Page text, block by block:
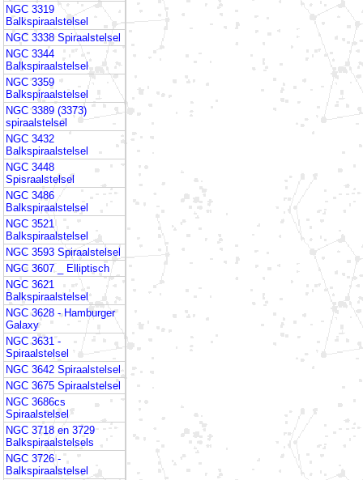
NGC 3319
Balkspiraalstelsel
NGC 3338 Spiraalstelsel
NGC 3344
Balkspiraalstelsel
NGC 3359
Balkspiraalstelsel
NGC 3389 (3373)
spiraalstelsel
NGC 3432
Balkspiraalstelsel
NGC 3448
Spisraalstelsel
NGC 3486
Balkspiraalstelsel
NGC 3521
Balkspiraalstelsel
NGC 3593 Spiraalstelsel
NGC 3607 _ Elliptisch
NGC 3621
Balkspiraalstelsel
NGC 3628 - Hamburger
Galaxy
NGC 3631 -
Spiraalstelsel
NGC 3642 Spiraalstelsel
NGC 3675 Spiraalstelsel
NGC 3686cs
Spiraalstelsel
NGC 3718 en 3729
Balkspiraalstelsels
NGC 3726 -
Balkspiraalstelsel